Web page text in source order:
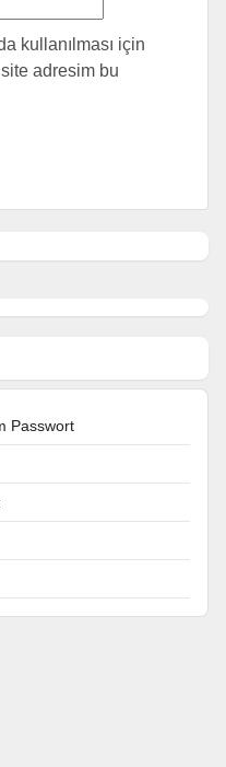
kullanılması için
adresim bu
Passwort